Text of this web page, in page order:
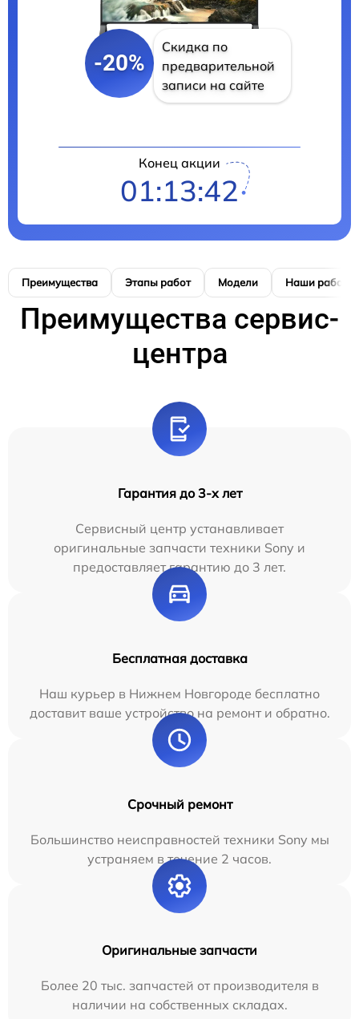
-20%
Скидка по
предварительной
записи на сайте
Конец акции
01:13:41
Преимущества Этапы работ Модели Наши работы
Преимущества сервис-
центра
Гарантия до 3-х лет
Сервисный центр устанавливает
оригинальные запчасти техники Sony и
предоставляет гарантию до 3 лет.
Бесплатная доставка
Наш курьер в Нижнем Новгороде бесплатно
доставит ваше устройство на ремонт и обратно.
Срочный ремонт
Большинство неисправностей техники Sony мы
устраняем в течение 2 часов.
Оригинальные запчасти
Более 20 тыс. запчастей от производителя в
наличии на собственных складах.